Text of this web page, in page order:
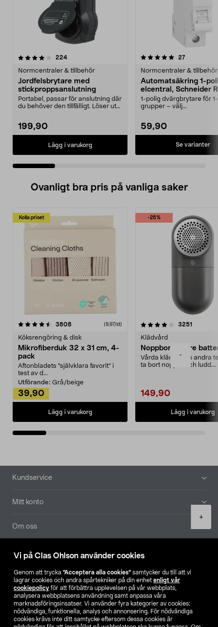
Vi på Clas Ohlson använder cookies
Genom att trycka ”Acceptera alla cookies” samtycker du till att vi
lagrar cookies och andra spårtekniker på din enhet enligt vår
cookiepolicy för att förbättra upplevelsen på vår webbplats,
analysera webbplatsens användning samt anpassa våra
marknadsföringsinsatser. Vi använder fyra kategorier av cookies:
nödvändiga, funktionella, analys och annonsering. För nödvändiga
cookies krävs inte ditt samtycke eftersom dessa cookies är
-
+
224recensioner
Normcentraler & tillbehör
Jordfelsbrytare med
stickproppsanslutning
Portabel, passar för anslutning där
du behöver den tillfälligt. Löser ut
199,90
Lägg i varukorg
5.0 av 5 stjärnor 27recensioner
Normcentraler & tillbehör
Automatsäkring 1-
elcentral, Schneider
1-polig dvärgbrytare för
grupper – välj...
59,90
Se varianter
4.5 av 5 stjärnor
Ovanligt bra pris på vanliga saker
Kolla priset
3808recensioner (9,97/st)
Köksrengöring & disk
Mikrofiberduk 32 x 31 cm, 4-
pack
Aftonbladets "självklara favorit” i
test av d...
Utförande: Grå/beige
39,90
Lägg i varukorg
-25%
4.0av 5 stjärnor 3251
Klädvård
Noppborttagare
Vårda kläder och andra
ta bort noppor och ludd.
149,90
Lägg i varukorg
4.5av 5 stjärnor
Sidfot
Kundservice
Mitt konto
Om oss
Aktuellt
Våra bolag
Hitta butik
SE NO FI